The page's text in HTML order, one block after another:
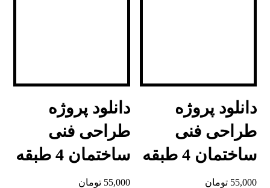
دانلود پروژه
طراحی فنی
ساختمان 4 طبقه
55,000 تومان
دانلود پروژه
طراحی فنی
ساختمان 4 طبقه
55,000 تومان